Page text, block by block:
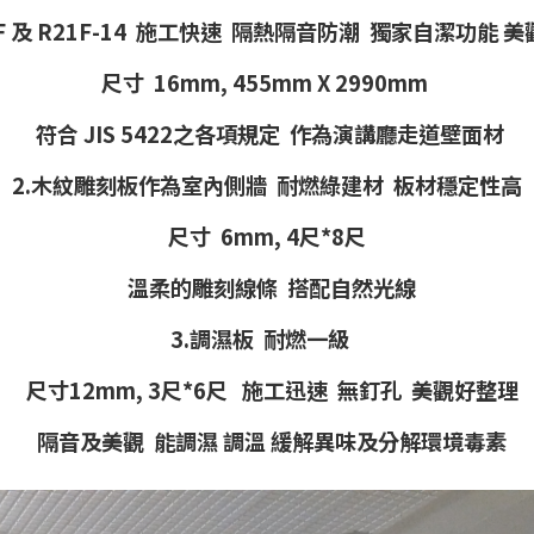
R21F-14 施工快速 隔熱隔音防潮 獨家自潔功能 美
尺寸 16mm, 455mm X 2990mm
符合 JIS 5422之各項規定 作為演講廳走道壁面材
2.木紋雕刻板作為室內側牆 耐燃綠建材 板材穩定性高
尺寸 6mm, 4尺*8尺
溫柔的雕刻線條 搭配自然光線
3.調濕板 耐燃一級
尺寸12mm, 3尺*6尺 施工迅速 無釘孔 美觀好整理
隔音及美觀 能調濕 調溫 緩解異味及分解環境毒素